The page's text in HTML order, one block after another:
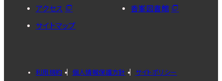
アクセス
サイトマップ
香峯図書館
利用規約 個人情報保護方針 サイトポリシー